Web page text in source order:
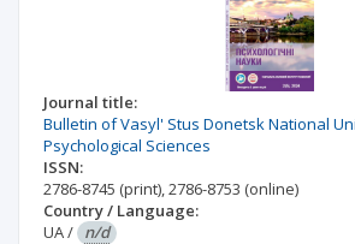
Journal title:
Bulletin of Vasyl' Stus Donetsk National
Psychological Sciences
ISSN:
2786-8745 (print),2786-8753 (online)
Country / Language:
UA/ n/d